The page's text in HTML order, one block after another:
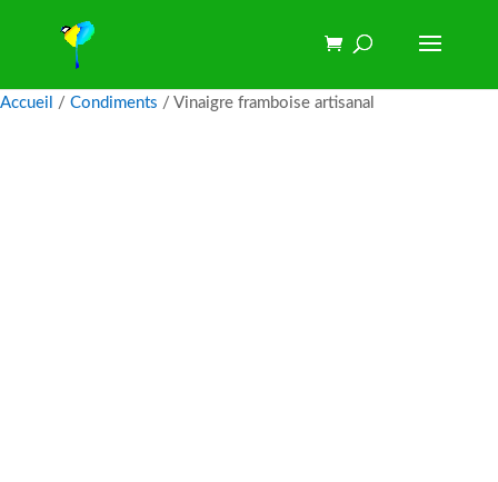
Accueil / Condiments / Vinaigre framboise artisanal